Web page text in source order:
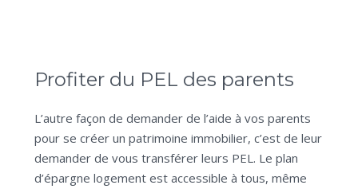
Profiter du PEL des parents
L’autre façon de demander de l’aide à vos parents
pour se créer un patrimoine immobilier, c’est de leur
demander de vous transférer leurs PEL. Le plan
d’épargne logement est accessible à tous, même